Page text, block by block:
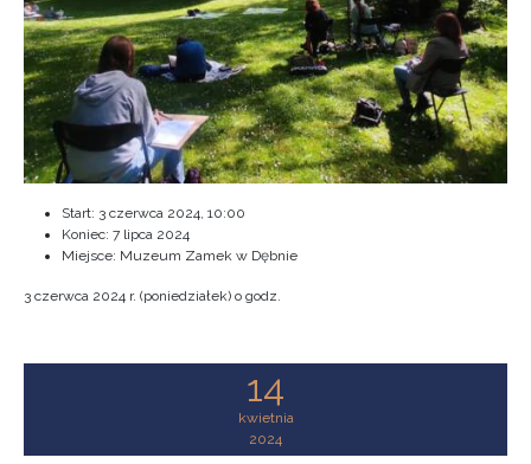
Start: 3 czerwca 2024, 10:00
Koniec: 7 lipca 2024
Miejsce: Muzeum Zamek w Dębnie
3 czerwca 2024 r. (poniedziałek) o godz.
14
kwietnia
2024